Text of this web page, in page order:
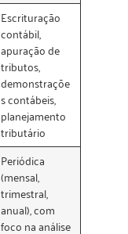
Escrituração
contábil,
apuração de
tributos,
demonstraçõe
s contábeis,
planejamento
tributário
Periódica
(mensal,
trimestral,
anual), com
foco na análise